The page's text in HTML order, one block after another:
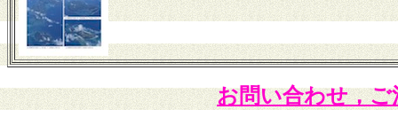
お問い合わせ，